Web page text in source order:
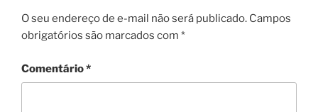
O seu endereço de e-mail não será publicado. Campos
obrigatórios são marcados com *
Comentário*